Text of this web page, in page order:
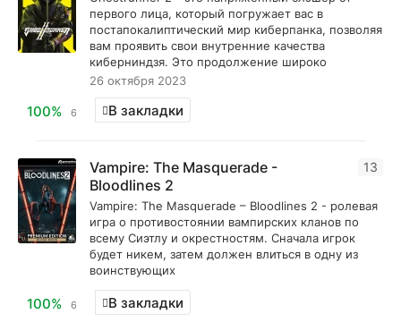
первого лица, который погружает вас в
постапокалиптический мир киберпанка, позволяя
вам проявить свои внутренние качества
киберниндзя. Это продолжение широко
26 октября 2023
100% 6 В закладки
13
Vampire: The Masquerade -
Bloodlines 2
Vampire: The Masquerade – Bloodlines 2 - ролевая
игра о противостоянии вампирских кланов по
всему Сиэтлу и окрестностям. Сначала игрок
будет никем, затем должен влиться в одну из
воинствующих
100% 6 В закладки